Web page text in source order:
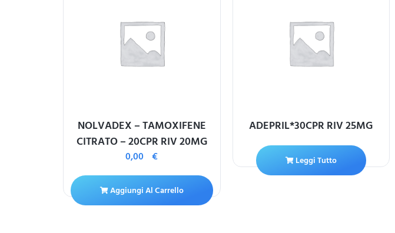
NOLVADEX – TAMOXIFENE
CITRATO – 20CPR RIV 20MG
0,00€
Aggiungi Al Carrello
ADEPRIL*30CPR RIV 25MG
Leggi Tutto